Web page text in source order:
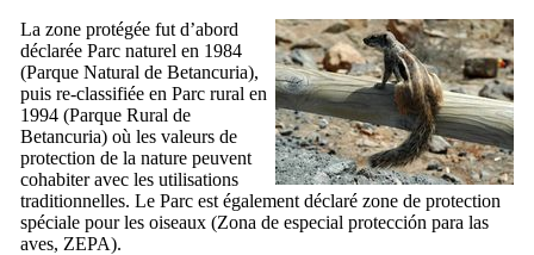
La zone protégée fut d’abord
déclarée Parc naturel en 1984
(Parque Natural de Betancuria),
puis re-classifiée en Parc rural en
1994 (Parque Rural de
Betancuria) où les valeurs de
protection de la nature peuvent
cohabiter avec les utilisations
traditionnelles. Le Parc est également déclaré zone de protection
spéciale pour les oiseaux (Zona de especial protección para las
aves, ZEPA).